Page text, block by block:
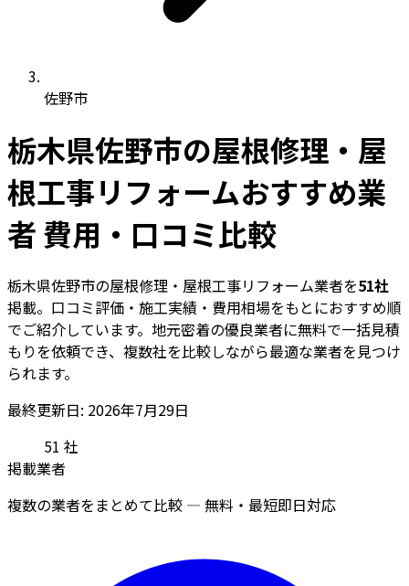
佐野市
栃木県佐野市の屋根修理・屋
根工事リフォームおすすめ業
者 費用・口コミ比較
栃木県佐野市の屋根修理・屋根工事リフォーム業者を51社
掲載。口コミ評価・施工実績・費用相場をもとにおすすめ順
でご紹介しています。地元密着の優良業者に無料で一括見積
もりを依頼でき、複数社を比較しながら最適な業者を見つけ
られます。
最終更新日: 2026年7月29日
51 社
掲載業者
複数の業者をまとめて比較 — 無料・最短即日対応